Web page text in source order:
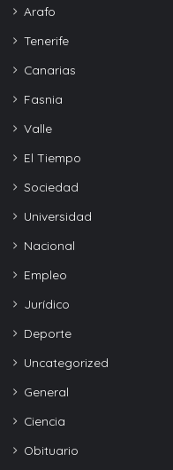
Arafo
Tenerife
Canarias
Fasnia
Valle
El Tiempo
Sociedad
Universidad
Nacional
Empleo
Jurídico
Deporte
Uncategorized
General
Ciencia
Obituario